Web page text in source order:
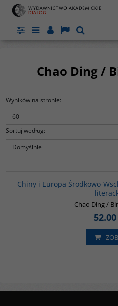
PanelMenuPanelLangSzukaj
Chao Ding /
Wyników na stronie:
Sortuj według:
Chiny i Europa Środkowo-
Chao Ding /
52.00